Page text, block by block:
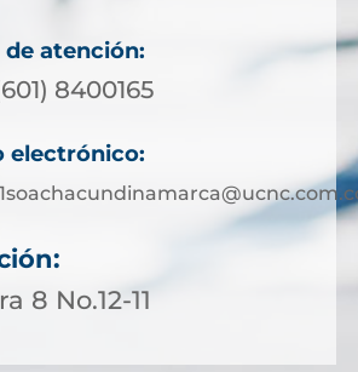
de atención:
8400165
electrónico:
8 No.12-11